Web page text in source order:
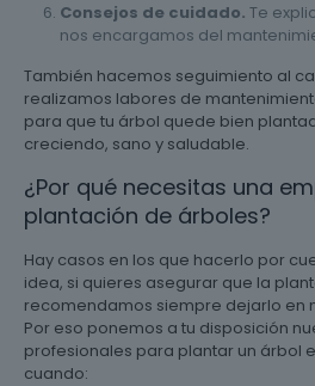
Consejos de cuidado. Te
nos encargamos del
También hacemos seguimiento al
realizamos labores de
para que tu árbol quede bien
creciendo, sano y saludable.
¿Por qué necesitas una
plantación de árboles?
Hay casos en los que hacerlo por
idea, si quieres asegurar que la
recomendamos siempre dejarlo en
Por eso ponemos a tu disposición
profesionales para plantar un árbol
cuando: